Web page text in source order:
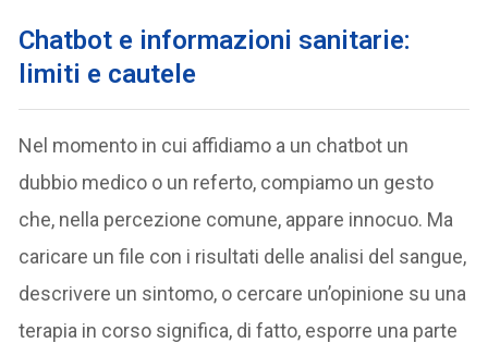
Chatbot e informazioni sanitarie:
limiti e cautele
Nel momento in cui affidiamo a un chatbot un
dubbio medico o un referto, compiamo un gesto
che, nella percezione comune, appare innocuo. Ma
caricare un file con i risultati delle analisi del sangue,
descrivere un sintomo, o cercare un’opinione su una
terapia in corso significa, di fatto, esporre una parte